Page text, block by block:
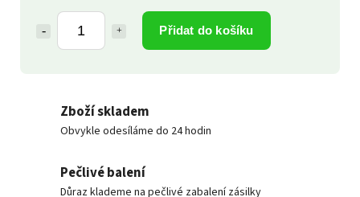
Přidat do košíku
Zboží skladem
Obvykle odesíláme do 24 hodin
Pečlivé balení
Důraz klademe na pečlivé zabalení zásilky